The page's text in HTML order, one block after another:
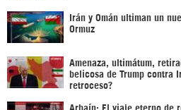
Irán y Omán ultiman un
Ormuz
Amenaza, ultimátum,
belicosa de Trump contra
retroceso?
Arbaín: El viaje eterno de